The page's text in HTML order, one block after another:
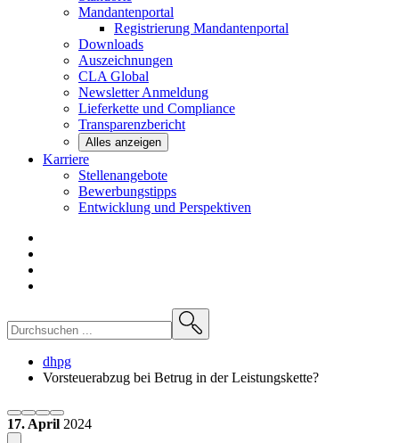
Mandantenportal
Registrierung Mandantenportal
Downloads
Auszeichnungen
CLA Global
NewsletterAnmeldung
Lieferkette und Compliance
Transparenzbericht
Alles anzeigen
Karriere
Stellenangebote
Bewerbungstipps
Entwicklung und Perspektiven
dhpg
Vorsteuerabzug bei Betrug in der Leistungskette?
17. April 2024